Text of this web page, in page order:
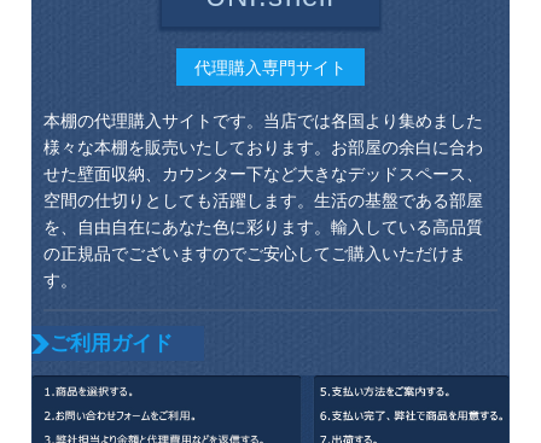
代理購入専門サイト
本棚の代理購入サイトです。当店では各国より集めました
様々な本棚を販売いたしております。お部屋の余白に合わ
せた壁面収納、カウンター下など大きなデッドスペース、
空間の仕切りとしても活躍します。生活の基盤である部屋
を、自由自在にあなた色に彩ります。輸入している高品質
の正規品でございますのでご安心してご購入いただけま
す。
ご利用ガイド